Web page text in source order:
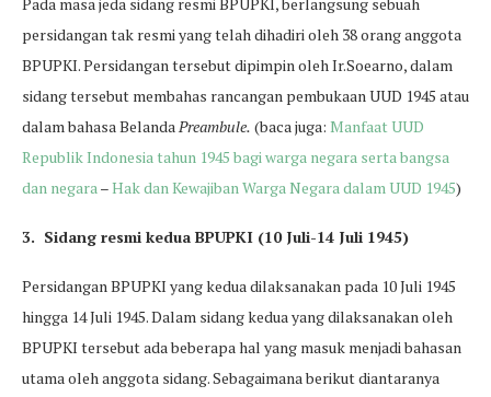
persidangan tak resmi yang telah dihadiri oleh 38 orang anggota
BPUPKI. Persidangan tersebut dipimpin oleh Ir.Soearno, dalam
sidang tersebut membahas rancangan pembukaan UUD 1945 atau
dalam bahasa BelandaPreambule. (baca juga: Manfaat UUD
Republik Indonesia tahun 1945 bagi warga negara serta bangsa
dan negara–Hak dan Kewajiban Warga Negara dalam UUD 1945)
3. Sidang resmi kedua BPUPKI (10 Juli-14 Juli 1945)
Persidangan BPUPKI yang kedua dilaksanakan pada 10 Juli 1945
hingga 14 Juli 1945. Dalam sidang kedua yang dilaksanakan oleh
BPUPKI tersebut ada beberapa hal yang masuk menjadi bahasan
utama oleh anggota sidang. Sebagaimana berikut diantaranya